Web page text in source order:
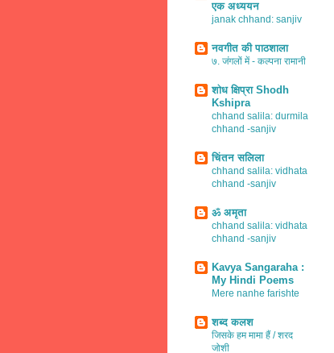
एक अध्ययन
janak chhand: sanjiv
नवगीत की पाठशाला
७. जंगलों में - कल्पना रामानी
शोध क्षिप्रा Shodh
Kshipra
chhand salila: durmila
chhand -sanjiv
चिंतन सलिला
chhand salila: vidhata
chhand -sanjiv
ॐ अमृता
chhand salila: vidhata
chhand -sanjiv
Kavya Sangaraha :
My Hindi Poems
Mere nanhe farishte
शब्द कलश
जिसके हम मामा हैं / शरद
जोशी